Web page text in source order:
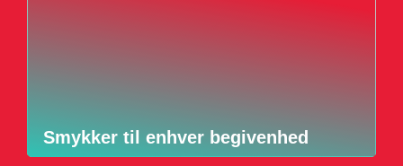
Smykker til enhver begivenhed